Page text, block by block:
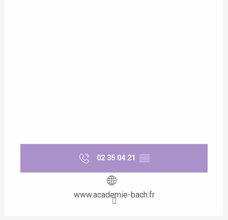
02 35 04 21 ▒▒
www.academie-bach.fr